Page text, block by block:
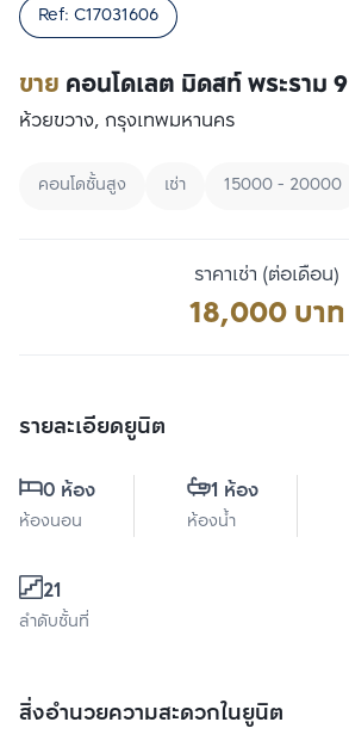
ขาย คอนโดเลต มิดสท์ พระราม 9
Ref: C17031606
ห้วยขวาง, กรุงเทพมหานคร
คอนโดชั้นสูง เช่า 15000 - 20000
ราคาเช่า (ต่อเดือน)
18,000 บาท
รายละเอียดยูนิต
0 ห้อง
ห้องนอน
1 ห้อง
ห้องน้ำ
21
ลำดับชั้นที่
สิ่งอำนวยความสะดวกในยูนิต